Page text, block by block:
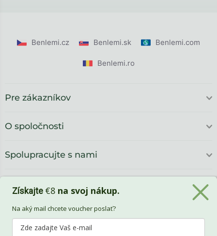
Benlemi.cz Benlemi.sk Benlemi.com
Benlemi.ro
Pre zákazníkov
O spoločnosti
Spolupracujte s nami
Získajte €8 na svoj nákup.
Na aký mail chcete voucher poslať?